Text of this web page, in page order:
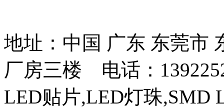
地址：中国 广东 东莞市
厂房三楼 电话：
LED贴片,LED灯珠,SMD